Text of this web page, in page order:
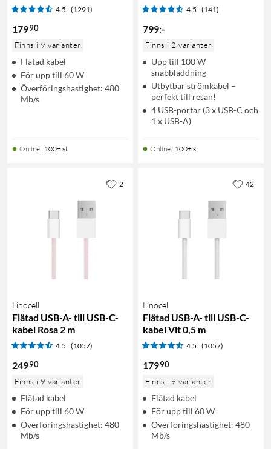
4.5 (1291)
17990
Finns i 9 varianter
Flätad kabel
För upp till 60 W
Överföringshastighet: 480
Mb/s
Online: 100+ st
4.5 (141)
799:-
Finns i 2 varianter
Upp till 100 W
snabbladdning
Utbytbar strömkabel –
perfekt till resan!
4 USB-portar (3 x USB-C och
1 x USB-A)
Online: 100+ st
Linocell
Flätad USB-A- till USB-C-
kabel Rosa 2 m
4.5 (1057)
24990
Finns i 9 varianter
Flätad kabel
För upp till 60 W
Överföringshastighet: 480
Mb/s
2
Linocell
Flätad USB-A- till USB-C-
kabel Vit 0,5 m
4.5 (1057)
17990
Finns i 9 varianter
Flätad kabel
För upp till 60 W
Överföringshastighet: 480
Mb/s
42